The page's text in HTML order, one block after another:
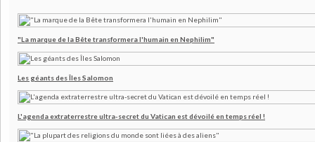
"La marque de la Bête transformera l'humain en Nephilim"
Les géants des Îles Salomon
L'agenda extraterrestre ultra-secret du Vatican est dévoilé en temps réel !